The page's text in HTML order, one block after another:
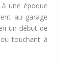
une époque
au garage
un début de
touchant à